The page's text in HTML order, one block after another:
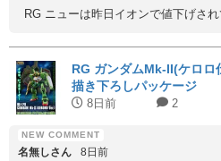
RG ニューは昨日イオンで値下げされ
RG ガンダムMk-II(ケロロ
描き下ろしパッケージ
8日前 2
名無しさん 8日前